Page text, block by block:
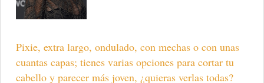
Pixie, extra largo, ondulado, con mechas o con unas
cuantas capas; tienes varias opciones para cortar tu
cabello y parecer más joven, ¿quieras verlas todas?